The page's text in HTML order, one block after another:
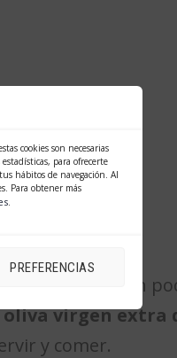
cookies son necesarias
para ofrecerte
hábitos de navegación. Al
Para obtener más
.
PREFERENCIAS
prefieras y un
virgen extra
y comer.